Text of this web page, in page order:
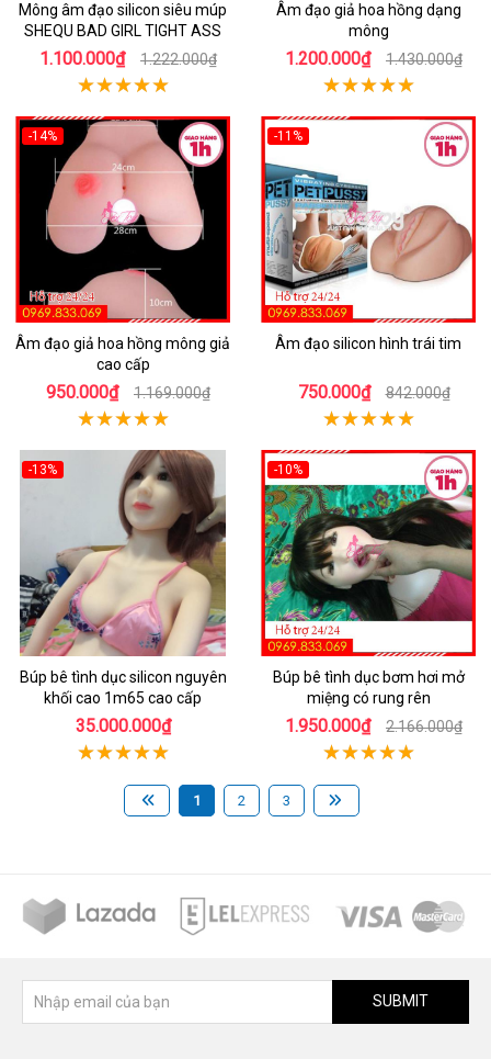
Mông âm đạo silicon siêu múp
SHEQU BAD GIRL TIGHT ASS
1.100.000₫ 1.222.000₫
Âm đạo giả hoa hồng dạng
mông
1.200.000₫ 1.430.000₫
-14%
Âm đạo giả hoa hồng mông giả
cao cấp
950.000₫ 1.169.000₫
-11%
Âm đạo silicon hình trái tim
750.000₫ 842.000₫
-13%
Búp bê tình dục silicon nguyên
khối cao 1m65 cao cấp
35.000.000₫
-10%
Búp bê tình dục bơm hơi mở
miệng có rung rên
1.950.000₫ 2.166.000₫
1 2 3
SUBMIT